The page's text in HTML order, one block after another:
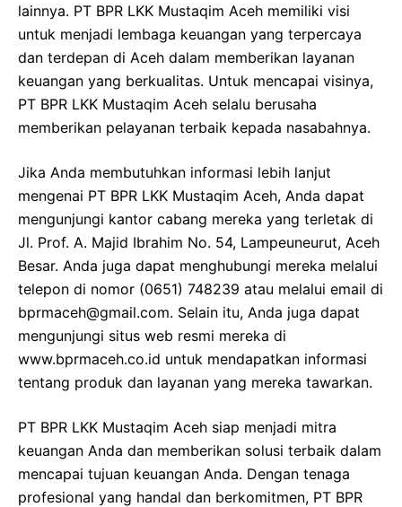
lainnya. PT BPR LKK Mustaqim Aceh memiliki visi
untuk menjadi lembaga keuangan yang terpercaya
dan terdepan di Aceh dalam memberikan layanan
keuangan yang berkualitas. Untuk mencapai visinya,
PT BPR LKK Mustaqim Aceh selalu berusaha
memberikan pelayanan terbaik kepada nasabahnya.
Jika Anda membutuhkan informasi lebih lanjut
mengenai PT BPR LKK Mustaqim Aceh, Anda dapat
mengunjungi kantor cabang mereka yang terletak di
Jl. Prof. A. Majid Ibrahim No. 54, Lampeuneurut, Aceh
Besar. Anda juga dapat menghubungi mereka melalui
telepon di nomor (0651) 748239 atau melalui email di
bprmaceh@gmail.com. Selain itu, Anda juga dapat
mengunjungi situs web resmi mereka di
www.bprmaceh.co.id untuk mendapatkan informasi
tentang produk dan layanan yang mereka tawarkan.
PT BPR LKK Mustaqim Aceh siap menjadi mitra
keuangan Anda dan memberikan solusi terbaik dalam
mencapai tujuan keuangan Anda. Dengan tenaga
profesional yang handal dan berkomitmen, PT BPR